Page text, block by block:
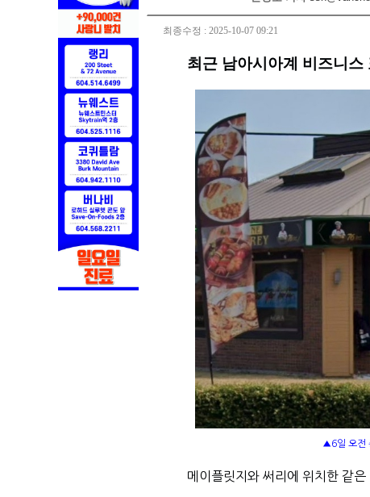
최종수정 : 2025-10-07 09:21
최근 남아시아계 비즈니스
▲6일 오전
메이플릿지와 써리에 위치한 같